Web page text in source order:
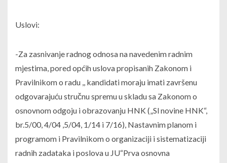
Uslovi:
-Za zasnivanje radnog odnosa na navedenim radnim
mjestima, pored općih uslova propisanih Zakonom i
Pravilnikom o radu ,, kandidati moraju imati završenu
odgovarajuću stručnu spremu u skladu sa Zakonom o
osnovnom odgoju i obrazovanju HNK („Sl novine HNK“,
br.5/00, 4/04 ,5/04, 1/14 i 7/16), Nastavnim planom i
programom i Pravilnikom o organizaciji i sistematizaciji
radnih zadataka i poslova u JU“Prva osnovna